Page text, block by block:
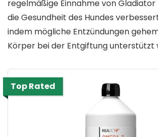
regelmäßige Einnahme von Gladiator
die Gesundheit des Hundes
indem mögliche Entzündungen
Körper bei der Entgiftung unterstützt
Top Rated